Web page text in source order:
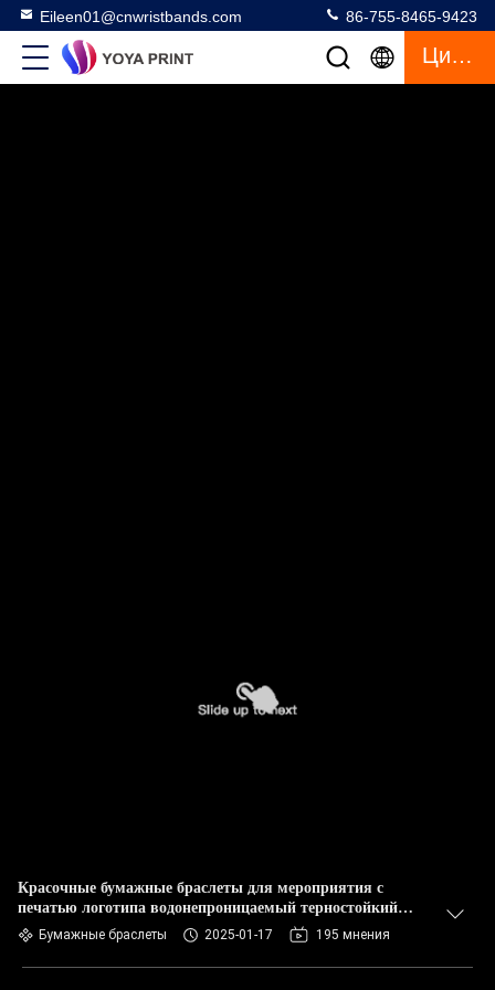
Eileen01@cnwristbands.com 86-755-8465-9423
Цитата
Красочные бумажные браслеты для мероприятия с
печатью логотипа водонепроницаемый терностойкий
билет для входа браслеты
Бумажные браслеты 2025-01-17 195 мнения